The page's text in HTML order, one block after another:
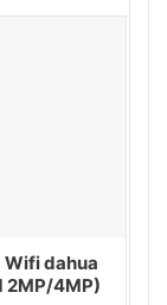
Wifi dahua
2MP/4MP)